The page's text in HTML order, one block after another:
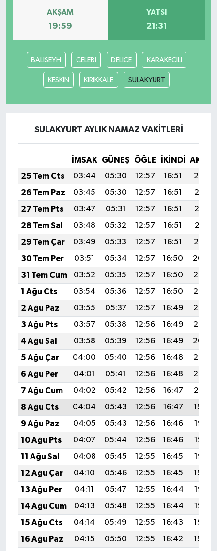
AKŞAM
19:59
YATSI
21:31
BALISEYH CELEBI DELICE KARAKECILI
KESKİN KIRIKKALE SULAKYURT
SULAKYURT AYLIK NAMAZ VAKITLERI
İMSAK GÜNEŞ ÖĞLE İKINDI
25 Tem Cts
03:44 05:30 12:57 16:51
20:14
26 Tem Paz
03:45 05:30 12:57 16:51
20:13
27 Tem Pts
03:47 05:31 12:57 16:51
20:12
28 Tem Sal
03:48 05:32 12:57 16:51
20:11
29 Tem Çar
03:49 05:33 12:57 16:51
20:10
30 Tem Per
03:51 05:34 12:57 16:50
20:09
31 Tem Cum
03:52 05:35 12:57 16:50
20:08
1 Ağu Cts
03:54 05:36 12:57 16:50
20:07
2 Ağu Paz
03:55 05:37 12:57 16:49
20:06
3 Ağu Pts
03:57 05:38 12:56 16:49
20:05
4 Ağu Sal
03:58 05:39 12:56 16:49
20:04
5 Ağu Çar
04:00 05:40 12:56 16:48
20:03
6 Ağu Per
04:01 05:41 12:56 16:48
20:02
7 Ağu Cum
04:02 05:42 12:56 16:47
20:01
8 Ağu Cts
04:04 05:43 12:56 16:47
19:59
9 Ağu Paz
04:05 05:43 12:56 16:46
19:58
10 Ağu Pts
04:07 05:44 12:56 16:46
19:57
11 Ağu Sal
04:08 05:45 12:55 16:45
19:56
12 Ağu Çar
04:10 05:46 12:55 16:45
19:54
13 Ağu Per
04:11 05:47 12:55 16:44
19:53
14 Ağu Cum
04:13 05:48 12:55 16:44
19:52
15 Ağu Cts
04:14 05:49 12:55 16:43
19:50
16 Ağu Paz
04:15 05:50 12:55 16:42
19:49